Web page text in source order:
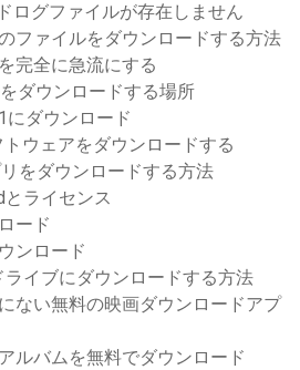
ログファイルが存在しません
ファイルをダウンロードする方法
完全に急流にする
ダウンロードする場所
にダウンロード
ウェアをダウンロードする
をダウンロードする方法
ライセンス
ード
ンロード
イブにダウンロードする方法
ない無料の映画ダウンロードアプ
ルバムを無料でダウンロード